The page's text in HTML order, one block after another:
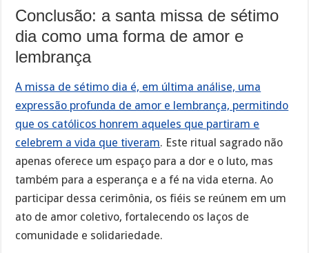
Conclusão: a santa missa de sétimo
dia como uma forma de amor e
lembrança
A missa de sétimo dia é, em última análise, uma
expressão profunda de amor e lembrança, permitindo
que os católicos honrem aqueles que partiram e
celebrem a vida que tiveram. Este ritual sagrado não
apenas oferece um espaço para a dor e o luto, mas
também para a esperança e a fé na vida eterna. Ao
participar dessa cerimônia, os fiéis se reúnem em um
ato de amor coletivo, fortalecendo os laços de
comunidade e solidariedade.